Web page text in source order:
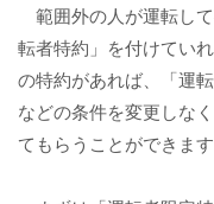
範囲外の人が運転し
転者特約」を付けてい
の特約があれば、「運
などの条件を変更しな
てもらうことができます